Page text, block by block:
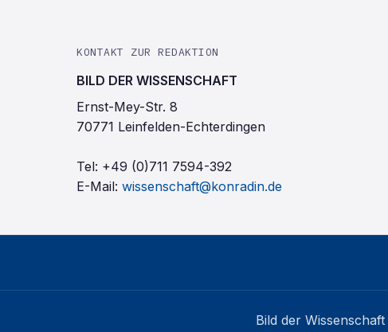
KONTAKT ZUR REDAKTION
BILD DER WISSENSCHAFT
Ernst-Mey-Str. 8
70771 Leinfelden-Echterdingen
Tel: +49 (0)711 7594-392
E-Mail: wissenschaft@konradin.de
Bild der Wissenschaft